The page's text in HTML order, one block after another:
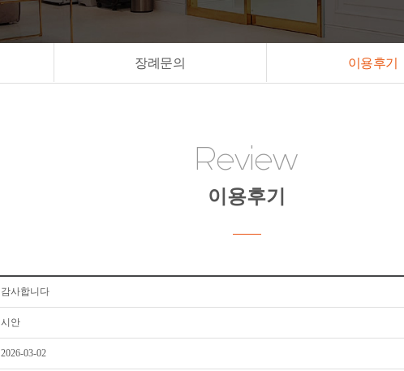
장례문의 이용후기
Review
이용후기
감사합니다
시안
2026-03-02